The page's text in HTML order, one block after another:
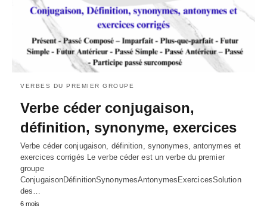
VERBES DU PREMIER GROUPE
Verbe céder conjugaison,
définition, synonyme, exercices
Verbe céder conjugaison, définition, synonymes, antonymes et
exercices corrigés Le verbe céder est un verbe du premier
groupe
ConjugaisonDéfinitionSynonymesAntonymesExercicesSolution
des…
6 mois